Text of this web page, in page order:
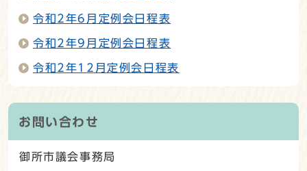
令和2年6月定例会日程表
令和2年9月定例会日程表
令和2年12月定例会日程表
お問い合わせ
御所市議会事務局